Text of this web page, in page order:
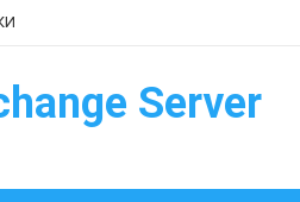
Server